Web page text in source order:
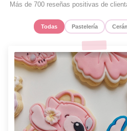
Más de 700 reseñas positivas de
Todas Pastelería